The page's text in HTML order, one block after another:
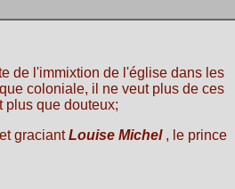
de l'immixtion de l'église dans les
coloniale, il ne veut plus de ces
plus que douteux;
graciantLouise Michel, le prince